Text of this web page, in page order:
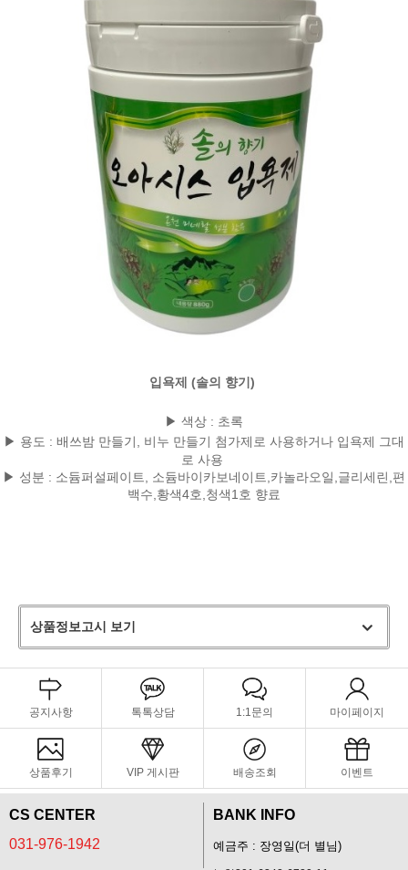
입욕제 (솔의 향기)
▶ 색상 : 초록
▶ 용도 : 배쓰밤 만들기, 비누 만들기 첨가제로 사용하거나 입욕제 그대
로 사용
▶ 성분 : 소듐퍼설페이트, 소듐바이카보네이트,카놀라오일,글리세린,편
백수,황색4호,청색1호 향료
상품정보고시 보기
공지사항 톡톡상담 1:1문의 마이페이지
상품후기 VIP 게시판 배송조회 이벤트
CS CENTER
031-976-1942
BANK INFO
예금주 : 장영일(더 별님)